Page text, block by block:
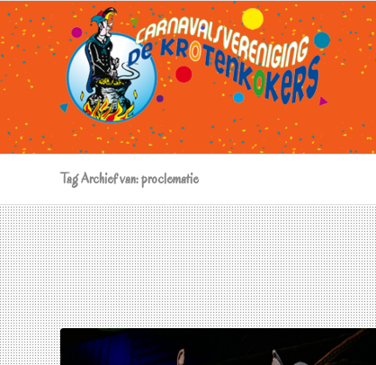
Tag Archief van: proclematie